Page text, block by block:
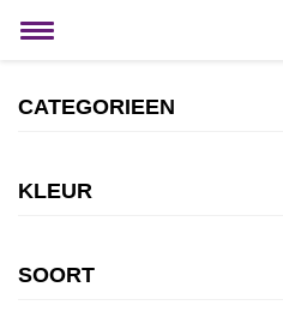
Toggle
CATEGORIEEN
KLEUR
SOORT